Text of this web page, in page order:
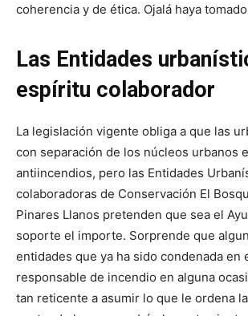
coherencia y de ética. Ojalá haya
Las Entidades
espíritu colaborador
La legislación vigente obliga a que las
con separación de los núcleos urbanos
antiincendios, pero las Entidades
colaboradoras de Conservación El
Pinares Llanos pretenden que sea el
soporte el importe. Sorprende que
entidades que ya ha sido condenada en
responsable de incendio en alguna
tan reticente a asumir lo que le ordena